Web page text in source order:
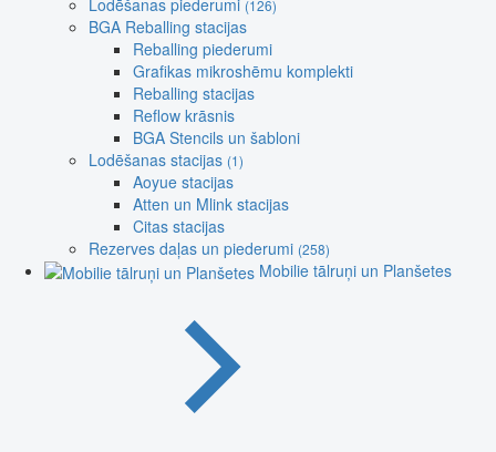
(126)
BGA Reballing stacijas
Reballing piederumi
Grafikas mikroshēmu komplekti
Reballing stacijas
Reflow krāsnis
BGA Stencils un šabloni
Lodēšanas stacijas (1)
Aoyue stacijas
Atten un Mlink stacijas
Citas stacijas
Rezerves daļas un piederumi (258)
Mobilie tālruņi un Planšetes